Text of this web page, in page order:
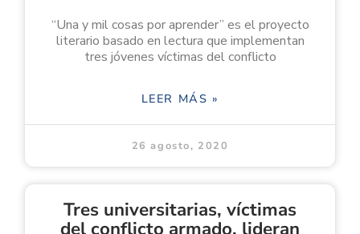
“Una y mil cosas por aprender” es el proyecto
literario basado en lectura que implementan
tres jóvenes víctimas del conflicto
LEER MÁS »
26 agosto, 2020
Tres universitarias, víctimas
del conflicto armado, lideran